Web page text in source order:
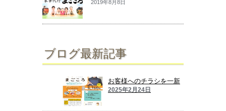
2019年8月8日
ブログ最新記事
お客様へのチラシを一新
2025年2月24日